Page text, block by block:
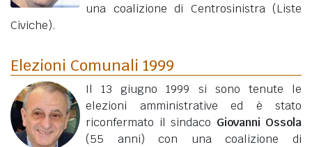
una coalizione di Centrosinistra (Liste
Civiche).
Elezioni Comunali 1999
Il 13 giugno 1999 si sono tenute le
elezioni amministrative ed è stato
riconfermato il sindaco Giovanni Ossola
(55 anni) con una coalizione di